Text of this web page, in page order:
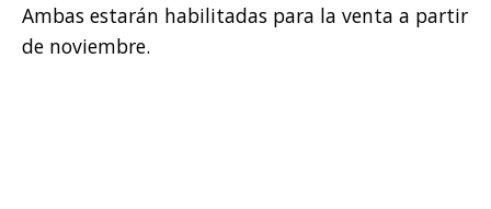
Ambas estarán habilitadas para la venta a partir
de noviembre.